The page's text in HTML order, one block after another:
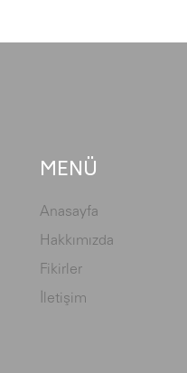
MENÜ
Anasayfa
Hakkımızda
Fikirler
İletişim